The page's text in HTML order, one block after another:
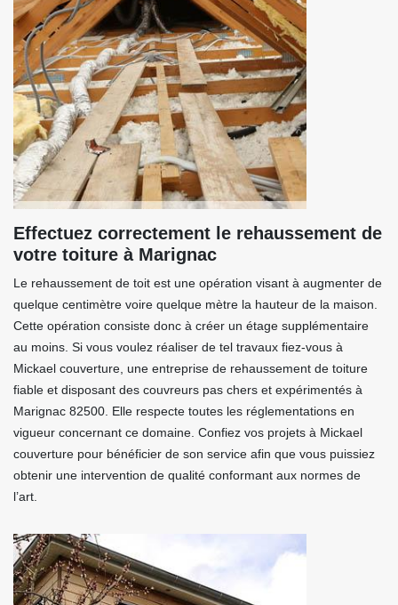
Effectuez correctement le rehaussement de
votre toiture à Marignac
Le rehaussement de toit est une opération visant à augmenter de
quelque centimètre voire quelque mètre la hauteur de la maison.
Cette opération consiste donc à créer un étage supplémentaire
au moins. Si vous voulez réaliser de tel travaux fiez-vous à
Mickael couverture, une entreprise de rehaussement de toiture
fiable et disposant des couvreurs pas chers et expérimentés à
Marignac 82500. Elle respecte toutes les réglementations en
vigueur concernant ce domaine. Confiez vos projets à Mickael
couverture pour bénéficier de son service afin que vous puissiez
obtenir une intervention de qualité conformant aux normes de
l’art.